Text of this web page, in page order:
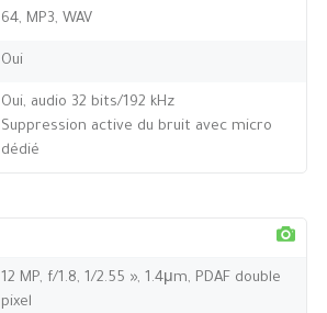
64, MP3, WAV
Oui
Oui, audio 32 bits/192 kHz
Suppression active du bruit avec micro
dédié
12 MP, f/1.8, 1/2.55 », 1.4μm, PDAF double
pixel